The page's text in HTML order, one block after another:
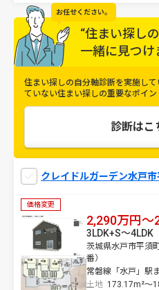
クレイドルガーデン水戸
価格変更
2,290万円～
茨城県水戸市平須
番）
常磐線「水戸」駅
土地 173.17m²～
3LDK+S～4LDK
お任せください。
“住まい探し
一緒に見つけ
住まい探しの自分軸診断を実施して
ていない住まい探しの重要なポイン
診断はこ